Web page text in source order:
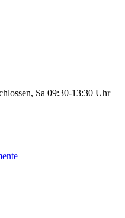
Sa 09:30-13:30 Uhr